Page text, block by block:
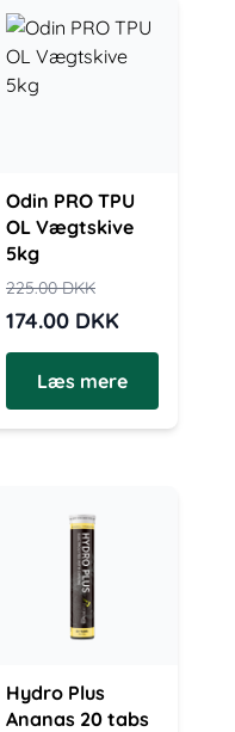
Odin PRO TPU
OL Vægtskive
5kg
225.00DKK
174.00 DKK
Læs mere
Hydro Plus
Ananas 20 tabs